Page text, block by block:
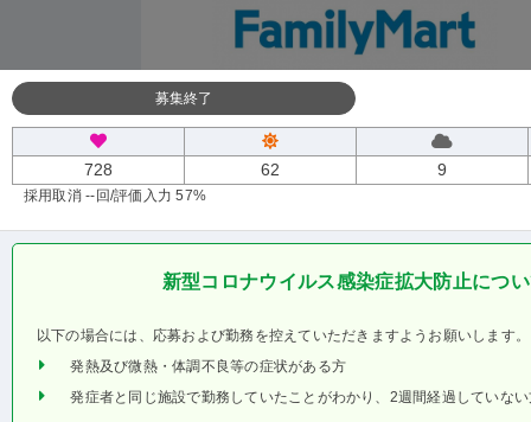
募集終了
728 62 9
採用取消 --回/評価入力 57%
新型コロナウイルス感染症拡大防止につ
以下の場合には、応募および勤務を控えていただきますようお願いします。
発熱及び微熱・体調不良等の症状がある方
発症者と同じ施設で勤務していたことがわかり、2週間経過していな